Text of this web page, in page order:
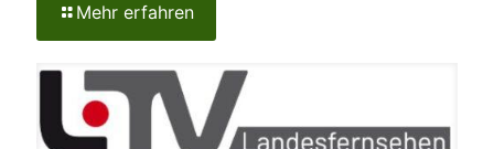
Mehr erfahren